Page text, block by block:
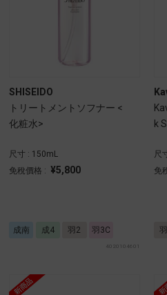
SHISEIDO
トリートメントソフナー <
化粧水>
尺寸 : 150mL
免稅價格 : ¥5,800
成南 成4 羽2 羽3C
4020104601
k
尺
免